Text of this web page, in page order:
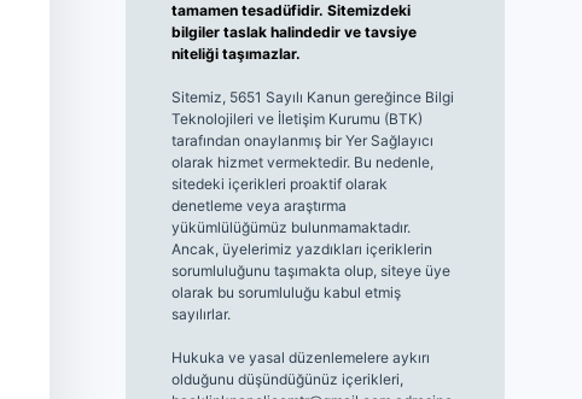
tamamen tesadüfidir. Sitemizdeki
bilgiler taslak halindedir ve tavsiye
niteliği taşımazlar.
Sitemiz, 5651 Sayılı Kanun gereğince Bilgi
Teknolojileri ve İletişim Kurumu (BTK)
tarafından onaylanmış bir Yer Sağlayıcı
olarak hizmet vermektedir. Bu nedenle,
sitedeki içerikleri proaktif olarak
denetleme veya araştırma
yükümlülüğümüz bulunmamaktadır.
Ancak, üyelerimiz yazdıkları içeriklerin
sorumluluğunu taşımakta olup, siteye üye
olarak bu sorumluluğu kabul etmiş
sayılırlar.
Hukuka ve yasal düzenlemelere aykırı
olduğunu düşündüğünüz içerikleri,